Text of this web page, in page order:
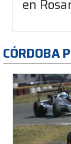
en
CÓRDOBA